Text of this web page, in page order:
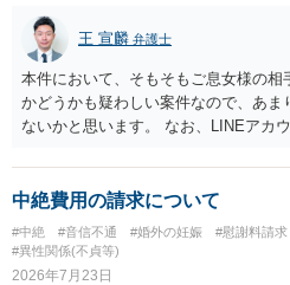
王 宣麟 弁護士
本件において、そもそもご息女様の
かどうかも疑わしい案件なので、あま
ないかと思います。 なお、LINEアカ
るパターンはありえるものの、本件
明確にいえないような案件において
中絶費用の請求について
#中絶 #音信不通 #婚外の妊娠 #慰謝料請求
#異性関係(不貞等)
2026年7月23日